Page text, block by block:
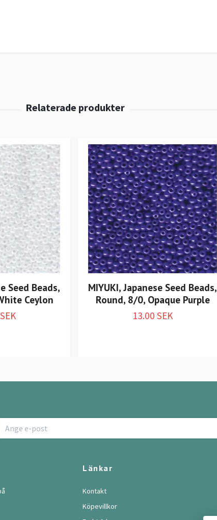
Seed Beads,
Ceylon
MIYUKI, Japanese Seed Beads,
Round, 8/0, Opaque Purple
13.00 SEK
Länkar
Kontakt
Köpevillkor